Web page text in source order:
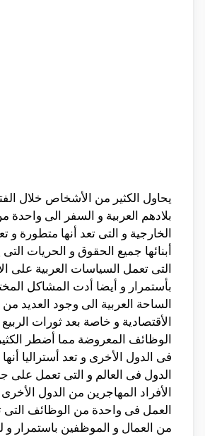
يحاول الكثير من الأشخاص خلال
بلادهم العربية و السفر الى واحدة
الخارجية و التى تعد أنها متطورة
أبنائها جميع الحقوق و الحريات التى
التى تعمل السياسات العربية على
بأستمرار و أيضا أدت المشاكل
الساحة العربية الى وجود العديد
الأقتصادية و خاصة بعد ثورات
الوظائف المعروضة مما أضطر
فى الدول الأخرى و تعد أستراليا
الدول فى العالم و التى تعمل على
الأفراد المهاجرين من الدول
العمل فى واحدة من الوظائف التى
من العمال و الموظفين باستمرار و